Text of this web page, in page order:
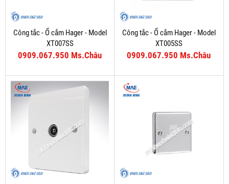
Công tắc - Ổ cắm Hager - Model
XT007SS
0909.067.950 Ms.Châu
Công tắc - Ổ cắm Hager - Model
XT005SS
0909.067.950 Ms.Châu